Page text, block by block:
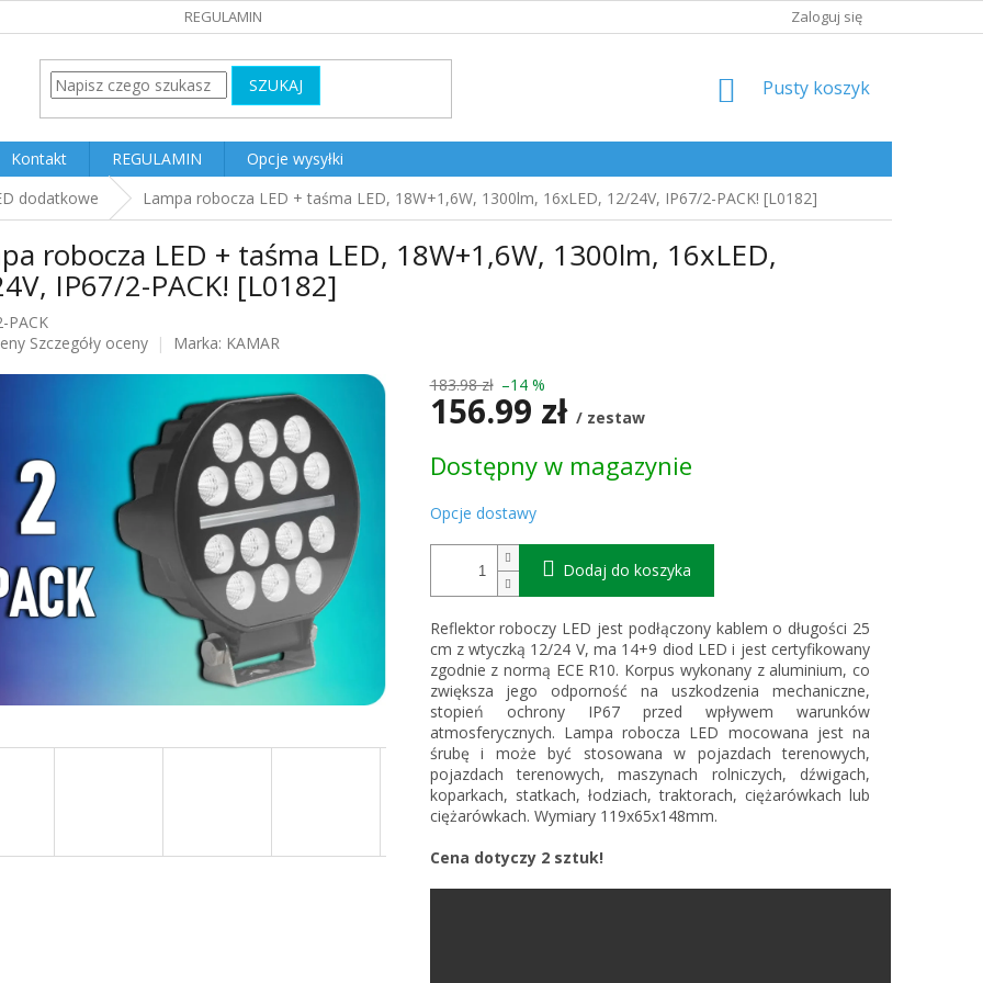
REGULAMIN Zaloguj się
SZUKAJ KOSZYK
Pusty koszyk
Kontakt REGULAMIN
Opcje wysyłki
dodatkowe Lampa robocza LED + taśma LED, 18W+1,6W, 1300lm, 16xLED, 12/24V, IP67/2-PACK! [L0182]
robocza LED + taśma LED, 18W+1,6W, 1300lm, 16xLED,
IP67/2-PACK! [L0182]
PACK
Szczegóły oceny Marka: KAMAR
183.98 zł –14 %
156.99 zł / zestaw
jednostkowa:
Dostępny w magazynie
Opcje dostawy
Dodaj do koszyka
Reflektor roboczy LED jest podłączony kablem o długości 25
cm z wtyczką 12/24 V, ma 14+9 diod LED i jest certyfikowany
zgodnie z normą ECE R10. Korpus wykonany z aluminium, co
zwiększa jego odporność na uszkodzenia mechaniczne,
stopień ochrony IP67 przed wpływem warunków
atmosferycznych. Lampa robocza LED mocowana jest na
śrubę i może być stosowana w pojazdach terenowych,
pojazdach terenowych, maszynach rolniczych, dźwigach,
koparkach, statkach, łodziach, traktorach, ciężarówkach lub
ciężarówkach. Wymiary 119x65x148mm.
Cena dotyczy 2 sztuk!